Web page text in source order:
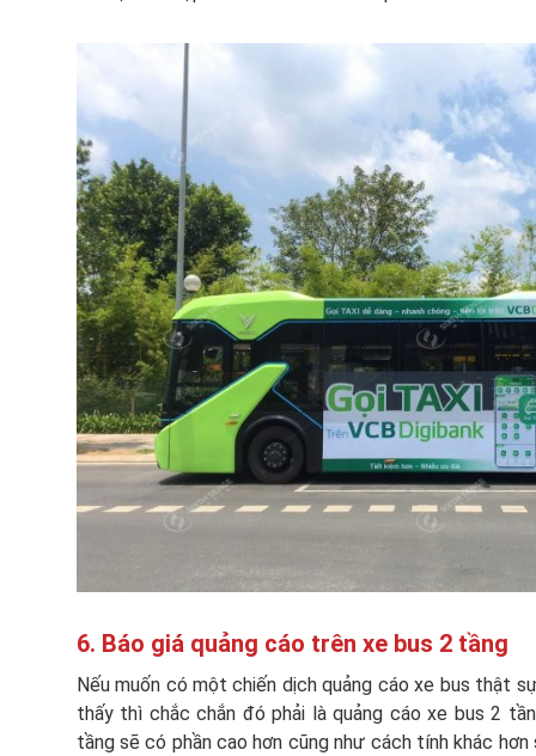
6. Báo giá quảng cáo trên xe bus 2 tầng
Nếu muốn có một chiến dịch quảng cáo xe bus thật
thấy thì chắc chắn đó phải là quảng cáo xe bus 2
tầng sẽ có phần cao hơn cũng như cách tính khác